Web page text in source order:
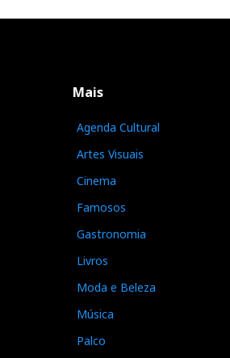
Mais
Agenda Cultural
Artes Visuais
Cinema
Famosos
Gastronomia
Livros
Moda e Beleza
Música
Palco